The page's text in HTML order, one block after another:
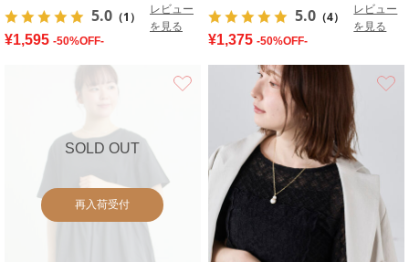
5.0 （1）
レビュー
を見る
¥1,595 -50%OFF-
5.0 （4）
レビュー
を見る
¥1,375 -50%OFF-
SOLD OUT
再入荷受付